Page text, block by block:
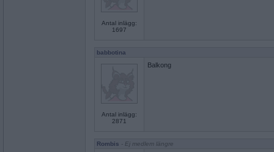
Antal inlägg:
1697
babbotina
Antal inlägg:
2871
Balkong
Rombis - Ej medlem längre